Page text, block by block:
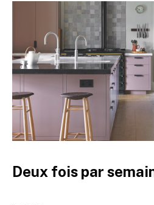
Deux fois par